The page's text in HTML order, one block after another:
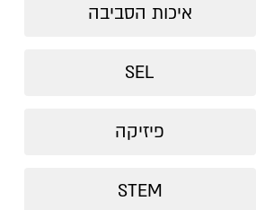
איכות הסביבה
SEL
פיזיקה
STEM